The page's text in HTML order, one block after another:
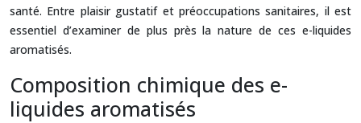
santé. Entre plaisir gustatif et préoccupations sanitaires, il est
essentiel d’examiner de plus près la nature de ces e-liquides
aromatisés.
Composition chimique des e-
liquides aromatisés